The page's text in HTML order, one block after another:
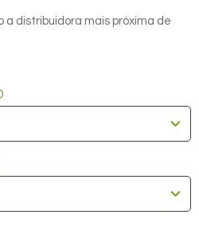
a distribuidora mais próxima de